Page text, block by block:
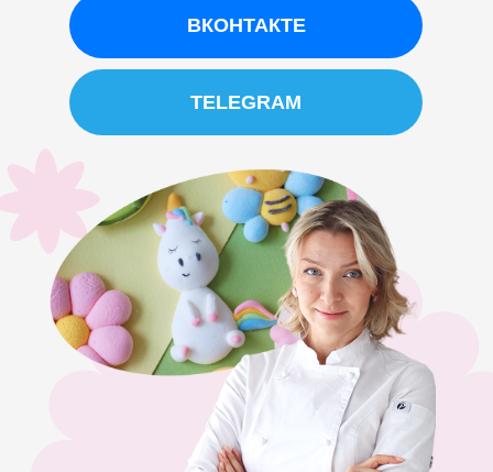
ВКОНТАКТЕ
TELEGRAM
АНО ДПО “Академия кондитерского искусства”
ИНН 5407982134
ОГРН 1215400030010
help@keyco.ru
Политика конфиденциальности
Договор оферты